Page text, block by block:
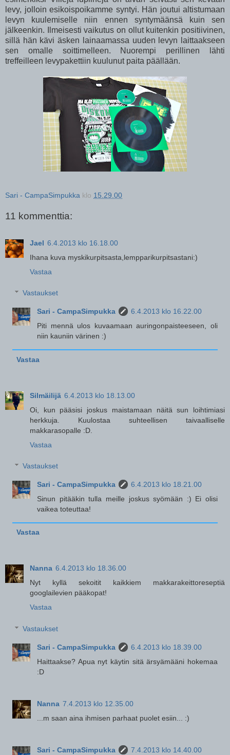
levy, jolloin esikoispoikamme syntyi. Hän joutui altistumaan
levyn kuulemiselle niin ennen syntymäänsä kuin sen
jälkeenkin. Ilmeisesti vaikutus on ollut kuitenkin positiivinen,
sillä hän kävi äsken lainaamassa uuden levyn laittaakseen
sen omalle soittimelleen. Nuorempi perillinen lähti
treffeilleen levypakettiin kuulunut paita päällään.
Sari - CampaSimpukka klo 15.29.00
11 kommenttia:
Jael 6.4.2013 klo 16.18.00
Ihana kuva myskikurpitsasta,lempparikurpitsastani:)
Vastaa
Vastaukset
Sari - CampaSimpukka
6.4.2013 klo 16.22.00
Piti mennä ulos kuvaamaan auringonpaisteeseen, oli
niin kauniin värinen :)
Vastaa
Silmäilijä 6.4.2013 klo 18.13.00
Oi, kun pääsisi joskus maistamaan näitä sun loihtimiasi
herkkuja. Kuulostaa suhteellisen taivaalliselle
makkarasopalle :D.
Vastaa
Vastaukset
Sari - CampaSimpukka
6.4.2013 klo 18.21.00
Sinun pitääkin tulla meille joskus syömään :) Ei olisi
vaikea toteuttaa!
Vastaa
Nanna 6.4.2013 klo 18.36.00
Nyt kyllä sekoitit kaikkiem makkarakeittoreseptiä
googlailevien pääkopat!
Vastaa
Vastaukset
Sari - CampaSimpukka
6.4.2013 klo 18.39.00
Haittaakse? Apua nyt käytin sitä ärsyämääni hokemaa
:D
Nanna 7.4.2013 klo 12.35.00
...m saan aina ihmisen parhaat puolet esiin... :)
Sari - CampaSimpukka
7.4.2013 klo 14.40.00